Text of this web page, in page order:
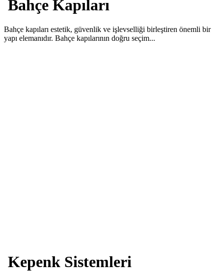
Bahçe Kapıları
Bahçe kapıları estetik, güvenlik ve işlevselliği birleştiren önemli bir
yapı elemanıdır. Bahçe kapılarının doğru seçim...
Kepenk Sistemleri